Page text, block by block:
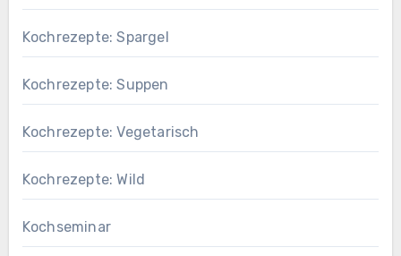
Kochrezepte: Spargel
Kochrezepte: Suppen
Kochrezepte: Vegetarisch
Kochrezepte: Wild
Kochseminar